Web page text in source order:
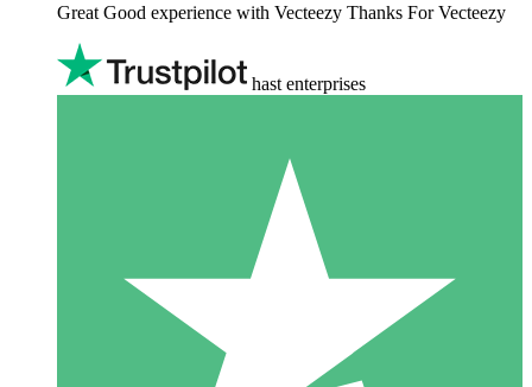
Great Good experience with Vecteezy Thanks For Vecteezy
hast enterprises